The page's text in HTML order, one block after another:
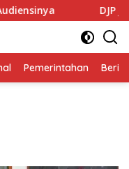
Jawa Timur Gandeng
Pemerintahan